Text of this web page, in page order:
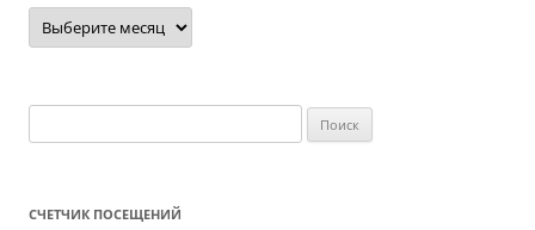
Архив
новостей
СЧЕТЧИК ПОСЕЩЕНИЙ